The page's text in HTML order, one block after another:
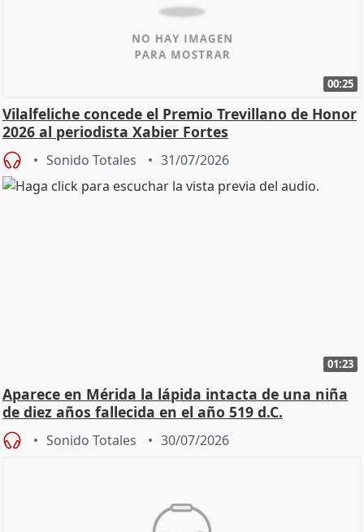
00:25
Vilalfeliche concede el Premio Trevillano de Honor
2026 al periodista Xabier Fortes
Sonido Totales 31/07/2026
01:23
Aparece en Mérida la lápida intacta de una niña
de diez años fallecida en el año 519 d.C.
Sonido Totales 30/07/2026